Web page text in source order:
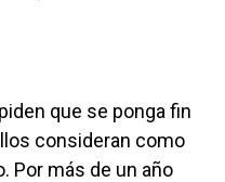
que se ponga fin
consideran como
Por más de un año